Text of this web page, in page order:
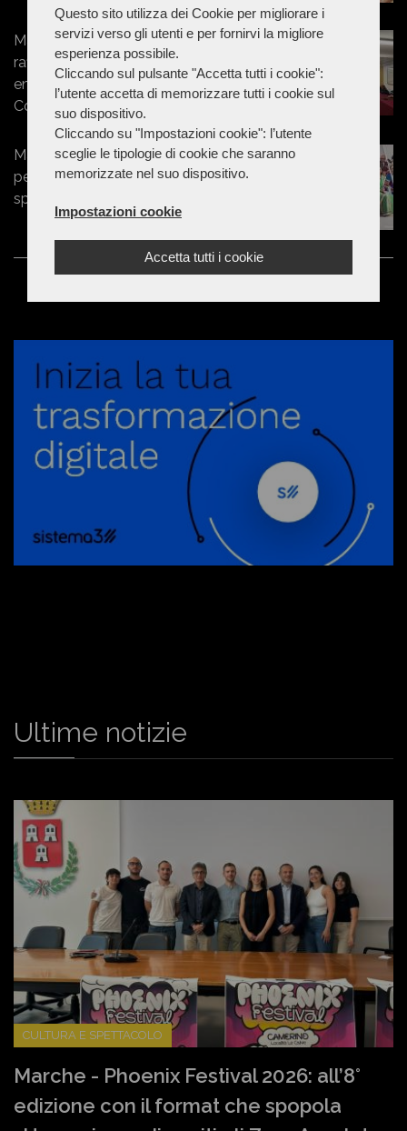
Questo sito utilizza dei Cookie per migliorare i
servizi verso gli utenti e per fornirvi la migliore
esperienza possibile.
Cliccando sul pulsante "Accetta tutti i cookie":
l’utente accetta di memorizzare tutti i cookie sul
suo dispositivo.
Cliccando su "Impostazioni cookie": l’utente
sceglie le tipologie di cookie che saranno
memorizzate nel suo dispositivo.
Impostazioni cookie
Accetta tutti i cookie
Marche - Energia, Federbim a Visso:
rafforzare sistema idrico e
energetico per valorizzare singoli
Comuni
Marche - Una campagna mondiale
per diffondere un messaggio di
speranza
Ultime notizie
CULTURA E SPETTACOLO
Marche - Phoenix Festival 2026: all’8°
edizione con il format che spopola